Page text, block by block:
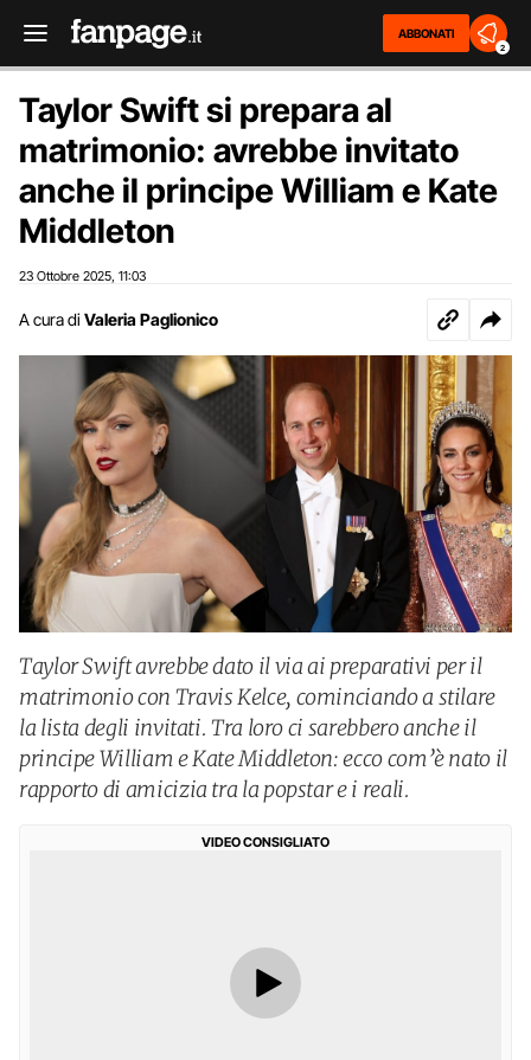
ABBONATI
2
Taylor Swift si prepara al
matrimonio: avrebbe invitato
anche il principe William e Kate
Middleton
23 Ottobre 2025 11:03
A cura di Valeria Paglionico
Taylor Swift avrebbe dato il via ai preparativi per il
matrimonio con Travis Kelce, cominciando a stilare
la lista degli invitati. Tra loro ci sarebbero anche il
principe William e Kate Middleton: ecco com’è nato il
rapporto di amicizia tra la popstar e i reali.
VIDEO CONSIGLIATO